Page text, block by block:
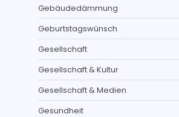
Gebäudedämmung
Geburtstagswünsch
Gesellschaft
Gesellschaft & Kultur
Gesellschaft & Medien
Gesundheit